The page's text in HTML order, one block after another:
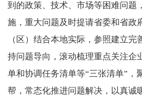
到的政策、技术、市场等困难问题
施，重大问题及时提请省委和省政
（区）结合本地实际，参照建立完
持问题导向，滚动梳理重点关注企
单和协调任务清单等“三张清单”，
帮，常态化推进问题解决，以真诚